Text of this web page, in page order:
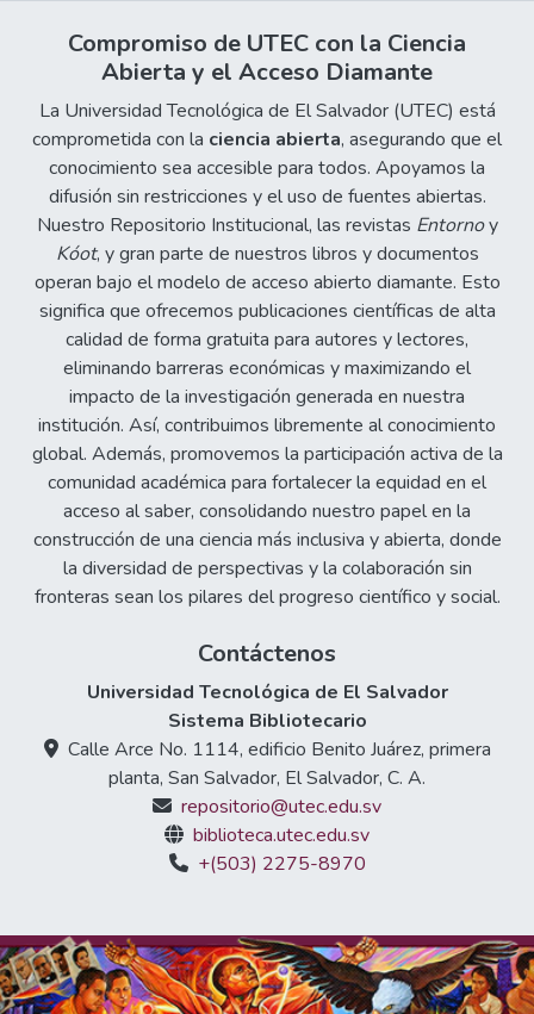
Compromiso de UTEC con la Ciencia
Abierta y el Acceso Diamante
La Universidad Tecnológica de El Salvador (UTEC) está
comprometida con la ciencia abierta, asegurando que el
conocimiento sea accesible para todos. Apoyamos la
difusión sin restricciones y el uso de fuentes abiertas.
Nuestro Repositorio Institucional, las revistas Entornoy
Kóot, y gran parte de nuestros libros y documentos
operan bajo el modelo de acceso abierto diamante. Esto
significa que ofrecemos publicaciones científicas de alta
calidad de forma gratuita para autores y lectores,
eliminando barreras económicas y maximizando el
impacto de la investigación generada en nuestra
institución. Así, contribuimos libremente al conocimiento
global. Además, promovemos la participación activa de la
comunidad académica para fortalecer la equidad en el
acceso al saber, consolidando nuestro papel en la
construcción de una ciencia más inclusiva y abierta, donde
la diversidad de perspectivas y la colaboración sin
fronteras sean los pilares del progreso científico y social.
Contáctenos
Universidad Tecnológica de El Salvador
Sistema Bibliotecario
Calle Arce No. 1114, edificio Benito Juárez, primera
planta, San Salvador, El Salvador, C. A.
repositorio@utec.edu.sv
biblioteca.utec.edu.sv
+(503) 2275-8970